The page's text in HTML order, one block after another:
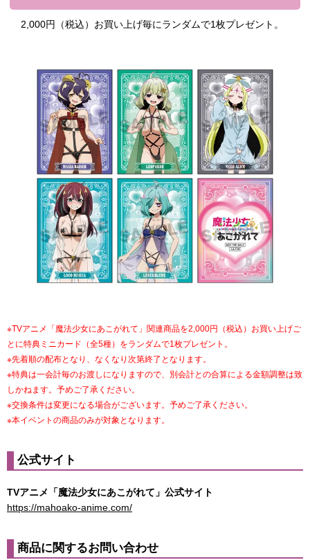
2,000円（税込）お買い上げ毎にランダムで1枚プレゼント。
※TVアニメ「魔法少女にあこがれて」関連商品を2,000円（税込）お買い上げご
とに特典ミニカード（全5種）をランダムで1枚プレゼント。
※先着順の配布となり、なくなり次第終了となります。
※特典は一会計毎のお渡しになりますので、別会計との合算による金額調整は致
しかねます。予めご了承ください。
※交換条件は変更になる場合がございます。予めご了承ください。
※本イベントの商品のみが対象となります。
公式サイト
TVアニメ「魔法少女にあこがれて」公式サイト
https://mahoako-anime.com/
商品に関するお問い合わせ